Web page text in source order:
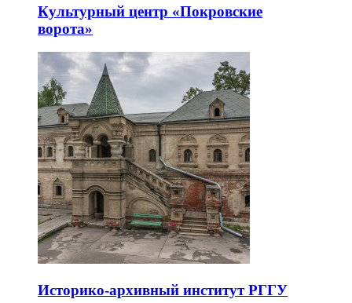
Культурный центр «Покровские
ворота»
Историко-архивный институт РГГУ